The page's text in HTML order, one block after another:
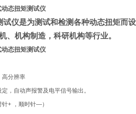
动态扭矩测试仪
试仪是为测试和检测各种动态扭矩而
、机构制造，科研机构等行业。
动态扭矩测试仪
高分辨率
，自动声报警及电平信号输出。
+ ，顺时针—）